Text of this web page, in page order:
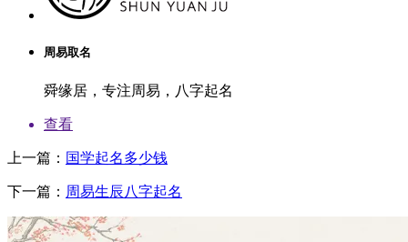
周易取名
舜缘居，专注周易，八字起名
查看
上一篇： 国学起名多少钱
下一篇： 周易生辰八字起名